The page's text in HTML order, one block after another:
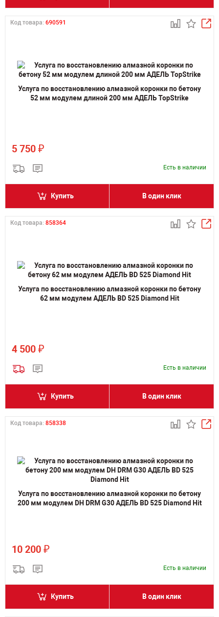
Код товара: 690591
Услуга по восстановлению алмазной коронки по бетону
52 мм модулем длиной 200 мм АДЕЛЬ TopStrike
5 750 ₽
Есть в наличии
Купить В один клик
Код товара: 858364
Услуга по восстановлению алмазной коронки по бетону
62 мм модулем АДЕЛЬ BD 525 Diamond Hit
4 500 ₽
Есть в наличии
Купить В один клик
Код товара: 858338
Услуга по восстановлению алмазной коронки по бетону
200 мм модулем DH DRM G30 АДЕЛЬ BD 525 Diamond Hit
10 200 ₽
Есть в наличии
Купить В один клик